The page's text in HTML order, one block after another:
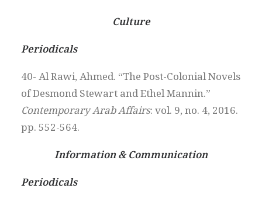
Culture
Periodicals
40- Al Rawi, Ahmed. “The Post-Colonial Novels
of Desmond Stewart and Ethel Mannin.”
Contemporary Arab Affairs: vol. 9, no. 4, 2016.
pp. 552-564.
Information & Communication
Periodicals